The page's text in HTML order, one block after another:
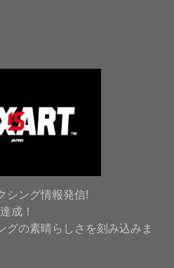
シング情報発信!
成！
グの素晴らしさを刻み込みま